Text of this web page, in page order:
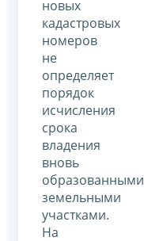
новых
кадастровых
номеров
не
определяет
порядок
исчисления
срока
владения
вновь
образованными
земельными
участками.
На